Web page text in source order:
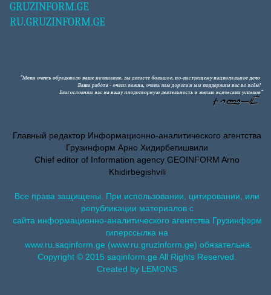
GRUZINFORM.GE
RU.GRUZINFORM.GE
Главный редактор Информационно-аналитического агентства
Грузинформ Арно Хидирбегишвили
Chief editor of Information agency GEOINFORM Arno
Khidirbegishvili
Все права защищены. При использовании, цитировании, или
републикации материалов с
сайта информационно-аналитического агентства Грузинформ
гиперссылка на
www.ru.saqinform.ge (www.ru.gruzinform.ge) обязательна.
Copyright © 2015 saqinform.ge All Rights Reserved.
Created by LEMONS